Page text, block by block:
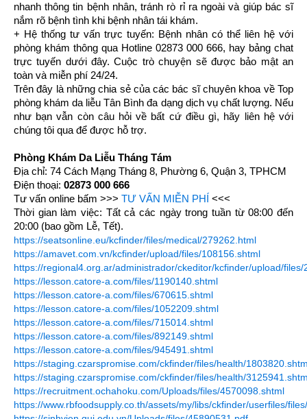
nhanh thông tin bệnh nhân, tránh rò rỉ ra ngoài và giúp bác sĩ
nắm rõ bệnh tình khi bệnh nhân tái khám.
+ Hệ thống tư vấn trực tuyến: Bệnh nhân có thể liên hệ với
phòng khám thông qua Hotline 02873 000 666, hay bảng chat
trực tuyến dưới đây. Cuộc trò chuyện sẽ được bảo mật an
toàn và miễn phí 24/24.
Trên đây là những chia sẻ của các bác sĩ chuyên khoa về Top
phòng khám da liễu Tân Bình đa dạng dịch vụ chất lượng. Nếu
như bạn vẫn còn câu hỏi về bất cứ điều gì, hãy liên hệ với
chúng tôi qua để được hỗ trợ.
Phòng Khám Da Liễu Tháng Tám
Địa chỉ: 74 Cách Mạng Tháng 8, Phường 6, Quận 3, TPHCM
Điện thoại: 02873 000 666
Tư vấn online bấm >>> TƯ VẤN MIỄN PHÍ <<<
Thời gian làm việc: Tất cả các ngày trong tuần từ 08:00 đến
20:00 (bao gồm Lễ, Tết).
https://seatsonline.eu/kcfinder/files/medical/279262.html
https://amavet.com.vn/kcfinder/upload/files/108156.shtml
https://regional4.org.ar/administrador/ckeditor/kcfinder/upload/files/
https://lesson.catore-a.com/files/1190140.shtml
https://lesson.catore-a.com/files/670615.shtml
https://lesson.catore-a.com/files/1052209.shtml
https://lesson.catore-a.com/files/715014.shtml
https://lesson.catore-a.com/files/892149.shtml
https://lesson.catore-a.com/files/945491.shtml
https://staging.czarspromise.com/ckfinder/files/health/
https://staging.czarspromise.com/ckfinder/files/health/
https://recruitment.ochahoku.com/Uploads/files/4570098.shtml
https://www.rbfoodsupply.co.th/assets/my/libs/ckfinder/userfiles/